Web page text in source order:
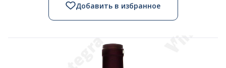
Добавить в избранное